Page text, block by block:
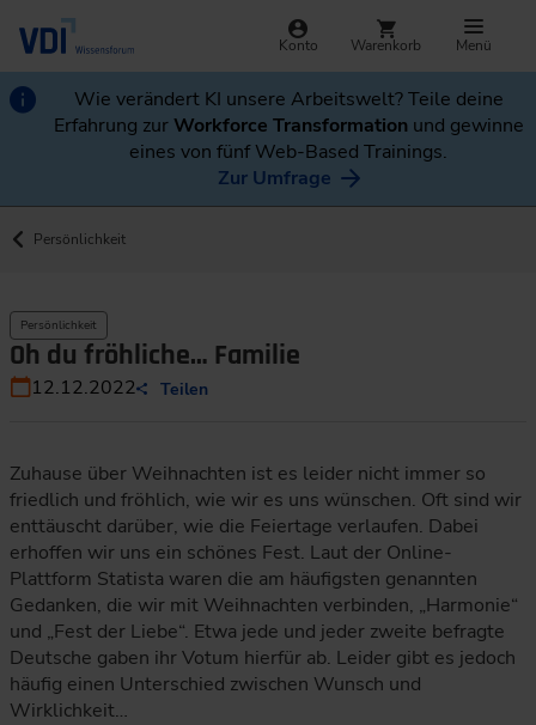
Konto Warenkorb Menü
Wie verändert KI unsere Arbeitswelt? Teile deine
Erfahrung zurWorkforce Transformation und gewinne
eines von fünf Web-Based Trainings.
Zur Umfrage
Persönlichkeit
Persönlichkeit
Oh du fröhliche… Familie
12.12.2022 Teilen
Zuhause über Weihnachten ist es leider nicht immer so
friedlich und fröhlich, wie wir es uns wünschen. Oft sind wir
enttäuscht darüber, wie die Feiertage verlaufen. Dabei
erhoffen wir uns ein schönes Fest. Laut der Online-
Plattform Statista waren die am häufigsten genannten
Gedanken, die wir mit Weihnachten verbinden, „Harmonie“
und „Fest der Liebe“. Etwa jede und jeder zweite befragte
Deutsche gaben ihr Votum hierfür ab. Leider gibt es jedoch
häufig einen Unterschied zwischen Wunsch und
Wirklichkeit…